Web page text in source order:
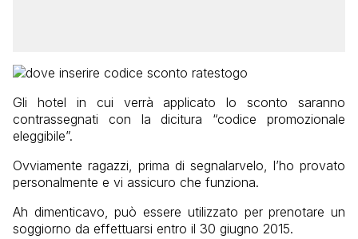
Gli hotel in cui verrà applicato lo sconto saranno
contrassegnati con la dicitura “codice promozionale
eleggibile”.
Ovviamente ragazzi, prima di segnalarvelo, l’ho provato
personalmente e vi assicuro che funziona.
Ah dimenticavo, può essere utilizzato per prenotare un
soggiorno da effettuarsi entro il 30 giugno 2015.